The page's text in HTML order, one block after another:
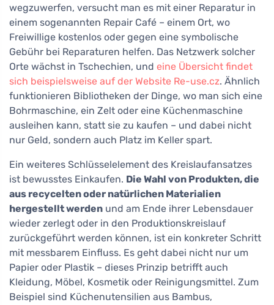
wegzuwerfen, versucht man es mit einer Reparatur in
einem sogenannten Repair Café – einem Ort, wo
Freiwillige kostenlos oder gegen eine symbolische
Gebühr bei Reparaturen helfen. Das Netzwerk solcher
Orte wächst in Tschechien, und eine Übersicht findet
sich beispielsweise auf der Website Re-use.cz. Ähnlich
funktionieren Bibliotheken der Dinge, wo man sich eine
Bohrmaschine, ein Zelt oder eine Küchenmaschine
ausleihen kann, statt sie zu kaufen – und dabei nicht
nur Geld, sondern auch Platz im Keller spart.
Ein weiteres Schlüsselelement des Kreislaufansatzes
ist bewusstes Einkaufen. Die Wahl von Produkten, die
aus recycelten oder natürlichen Materialien
hergestellt werden und am Ende ihrer Lebensdauer
wieder zerlegt oder in den Produktionskreislauf
zurückgeführt werden können, ist ein konkreter Schritt
mit messbarem Einfluss. Es geht dabei nicht nur um
Papier oder Plastik – dieses Prinzip betrifft auch
Kleidung, Möbel, Kosmetik oder Reinigungsmittel. Zum
Beispiel sind Küchenutensilien aus Bambus,